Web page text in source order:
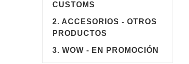
CUSTOMS
2. ACCESORIOS - OTROS
PRODUCTOS
3. WOW - EN PROMOCIÓN